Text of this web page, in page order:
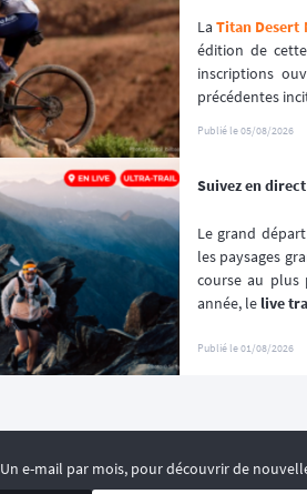
La Titan Desert
édition de
inscriptions
précédentes
Publié le05/08/2026
Suivez en
Le grand
les paysages
course au plus
année, le live
Publié le01/08/2026
Un e-mail par mois, pour découvrir de